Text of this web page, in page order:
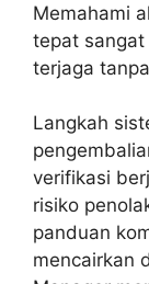
Memahami
tepat
terjaga
Langkah
verifikasi
risiko
panduan
mencairkan